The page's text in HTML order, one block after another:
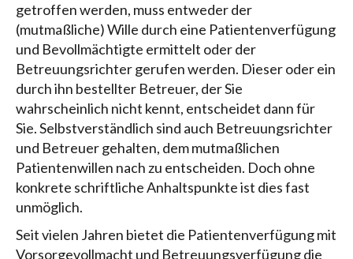
getroffen werden, muss entweder der
(mutmaßliche) Wille durch eine Patientenverfügung
und Bevollmächtigte ermittelt oder der
Betreuungsrichter gerufen werden. Dieser oder ein
durch ihn bestellter Betreuer, der Sie
wahrscheinlich nicht kennt, entscheidet dann für
Sie. Selbstverständlich sind auch Betreuungsrichter
und Betreuer gehalten, dem mutmaßlichen
Patientenwillen nach zu entscheiden. Doch ohne
konkrete schriftliche Anhaltspunkte ist dies fast
unmöglich.
Seit vielen Jahren bietet die Patientenverfügung mit
Vorsorgevollmacht und Betreuungsverfügung die